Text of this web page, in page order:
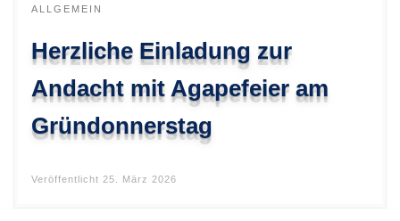
ALLGEMEIN
Herzliche Einladung zur
Andacht mit Agapefeier am
Gründonnerstag
Veröffentlicht 25. März 2026